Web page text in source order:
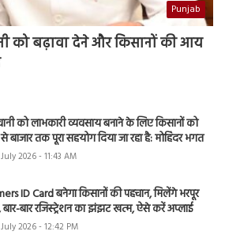
Punjab
को बढ़ावा देने और किसानों की आय
को लाभकारी व्यवसाय बनाने के लिए किसानों को
बाजार तक पूरा सहयोग दिया जा रहा है: मोहिंदर भगत
2026 - 11:43 AM
ID Card बनेगा किसानों की पहचान, मिलेंगे भरपूर
बार रजिस्ट्रेशन का झंझट खत्म, ऐसे करें अप्लाई
July 2026 - 12:42 PM